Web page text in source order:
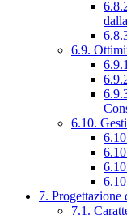
6.9.
6.10.
7. Progettazione
7.1.